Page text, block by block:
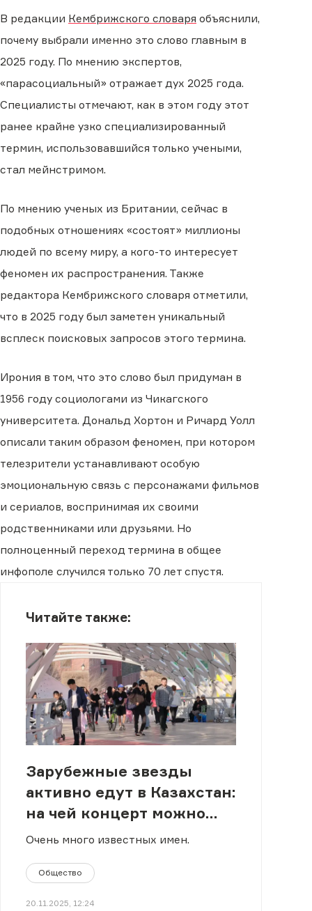
В редакции Кембрижского словаря объяснили,
почему выбрали именно это слово главным в
2025 году. По мнению экспертов,
«парасоциальный» отражает дух 2025 года.
Специалисты отмечают, как в этом году этот
ранее крайне узко специализированный
термин, использовавшийся только учеными,
стал мейнстримом.
По мнению ученых из Британии, сейчас в
подобных отношениях «состоят» миллионы
людей по всему миру, а кого-то интересует
феномен их распространения. Также
редактора Кембрижского словаря отметили,
что в 2025 году был заметен уникальный
всплеск поисковых запросов этого термина.
Ирония в том, что это слово был придуман в
1956 году социологами из Чикагского
университета. Дональд Хортон и Ричард Уолл
описали таким образом феномен, при котором
телезрители устанавливают особую
эмоциональную связь с персонажами фильмов
и сериалов, воспринимая их своими
родственниками или друзьями. Но
полноценный переход термина в общее
инфополе случился только 70 лет спустя.
Читайте также:
Зарубежные звезды
активно едут в Казахстан:
на чей концерт можно
сходить
Очень много известных имен.
Общество
20.11.2025, 12:24